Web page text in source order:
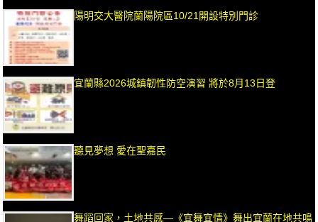
陽明交大醫院蘭陽院區10/21開設特別門診
宜蘭縣2026城鎮韌性防空演習 將於8月13日登
聽見夢想 愛在聖嘉民
舞蹈回家，土地共感—《宜舞宜情》舞出宜蘭在地共鳴